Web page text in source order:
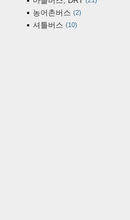
농어촌버스 2
셔틀버스 10